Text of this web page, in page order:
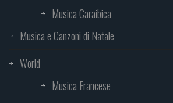
Musica Caraibica
Musica e Canzoni di Natale
World
Musica Francese